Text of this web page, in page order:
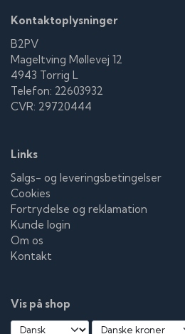
Kontaktoplysninger
B2PV
Mageltving Møllevej 12
4943 Torrig L
Telefon: 22603932
CVR: 29720444
Links
Salgs- og leveringsbetingelser
Cookies
Fortrydelse og reklamation
Kunde login
Om os
Kontakt
Vis på shop